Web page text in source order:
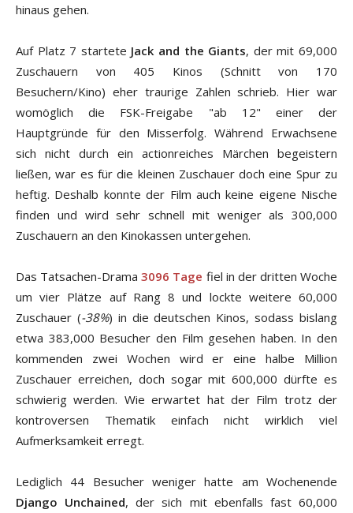
hinaus gehen.
Auf Platz 7 startete Jack and the Giants, der mit 69,000
Zuschauern von 405 Kinos (Schnitt von 170
Besuchern/Kino) eher traurige Zahlen schrieb. Hier war
womöglich die FSK-Freigabe "ab 12" einer der
Hauptgründe für den Misserfolg. Während Erwachsene
sich nicht durch ein actionreiches Märchen begeistern
ließen, war es für die kleinen Zuschauer doch eine Spur zu
heftig. Deshalb konnte der Film auch keine eigene Nische
finden und wird sehr schnell mit weniger als 300,000
Zuschauern an den Kinokassen untergehen.
Das Tatsachen-Drama3096 Tage fiel in der dritten Woche
um vier Plätze auf Rang 8 und lockte weitere 60,000
Zuschauer (-38%) in die deutschen Kinos, sodass bislang
etwa 383,000 Besucher den Film gesehen haben. In den
kommenden zwei Wochen wird er eine halbe Million
Zuschauer erreichen, doch sogar mit 600,000 dürfte es
schwierig werden. Wie erwartet hat der Film trotz der
kontroversen Thematik einfach nicht wirklich viel
Aufmerksamkeit erregt.
Lediglich 44 Besucher weniger hatte am Wochenende
Django Unchained, der sich mit ebenfalls fast 60,000